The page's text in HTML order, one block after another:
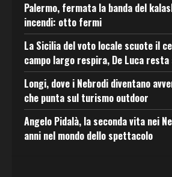
Palermo, fermata la banda del
incendi: otto fermi
La Sicilia del voto locale scuote il
campo largo respira, De Luca
Longi, dove i Nebrodi diventano
che punta sul turismo outdoor
Angelo Pidalà, la seconda vita nei
anni nel mondo dello spettacolo